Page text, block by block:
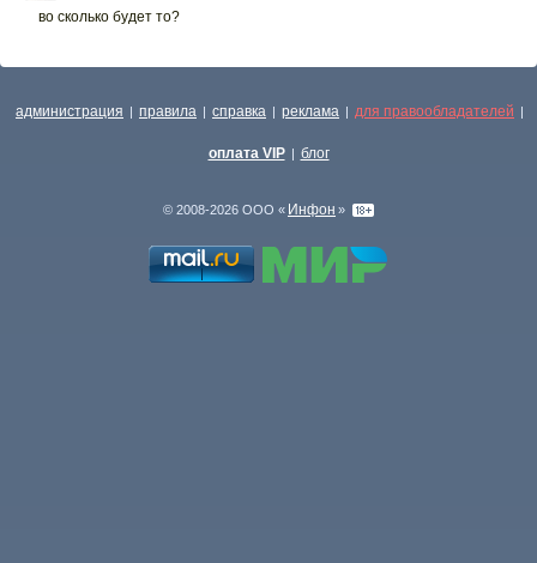
во сколько будет то?
администрация | правила | справка | реклама | для правообладателей |
оплата VIP | блог
© 2008-2026 ООО « Инфон »